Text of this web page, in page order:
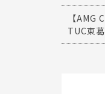
【AMG
TUC東